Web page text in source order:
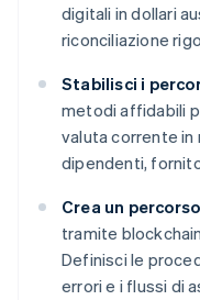
digitali in dollari
riconciliazione
Stabilisci i
metodi affidabili
valuta corrente in
dipendenti,
Crea un
tramite
Definisci le
errori e i flussi di